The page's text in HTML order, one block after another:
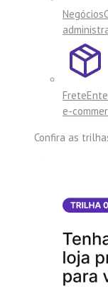
Negócios
Frete
e-
Confira as